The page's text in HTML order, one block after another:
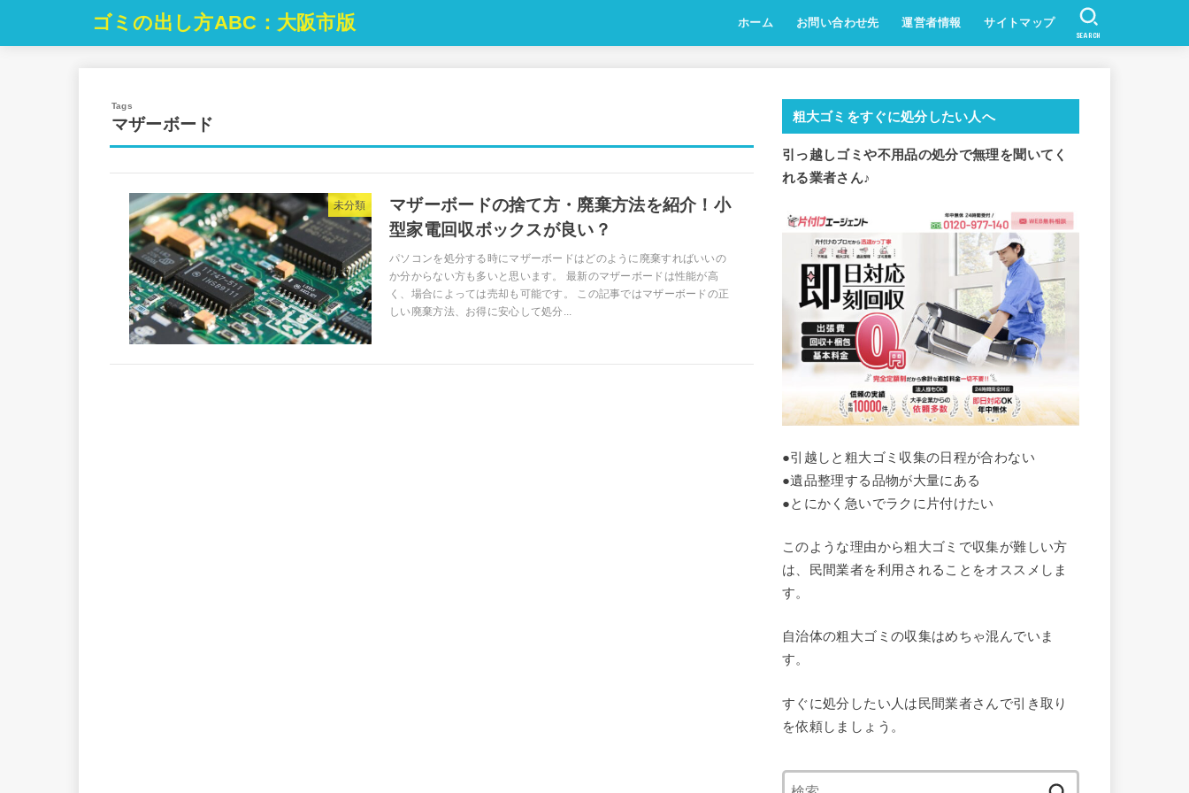
ゴミの出し方ABC：大阪市版 ホーム お問い合わせ先 運営者情報 サイトマップ
SEARCH
マザーボード
未分類
マザーボードの捨て方・廃棄方法を紹介！小
型家電回収ボックスが良い？
パソコンを処分する時にマザーボードはどのように廃棄すればいいの
か分からない方も多いと思います。 最新のマザーボードは性能が高
く、場合によっては売却も可能です。 この記事ではマザーボードの正
しい廃棄方法、お得に安心して処分...
粗大ゴミをすぐに処分したい人へ
引っ越しゴミや不用品の処分で無理を聞いてく
れる業者さん♪
●引越しと粗大ゴミ収集の日程が合わない
●遺品整理する品物が大量にある
●とにかく急いでラクに片付けたい
このような理由から粗大ゴミで収集が難しい方
は、民間業者を利用されることをオススメしま
す。
自治体の粗大ゴミの収集はめちゃ混んでいま
す。
すぐに処分したい人は民間業者さんで引き取り
を依頼しましょう。